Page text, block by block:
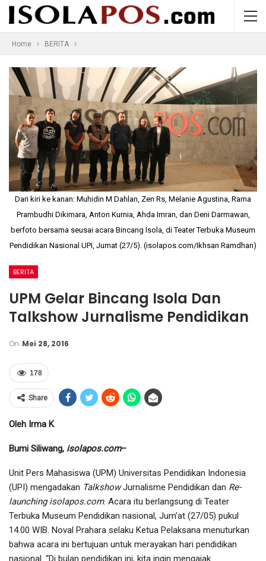
Home BERITA
Dari kiri ke kanan: Muhidin M Dahlan, Zen Rs, Melanie Agustina, Rama
Prambudhi Dikimara, Anton Kurnia, Ahda Imran, dan Deni Darmawan,
berfoto bersama seusai acara Bincang Isola, di Teater Terbuka Museum
Pendidikan Nasional UPI, Jumat (27/5). (isolapos.com/Ikhsan Ramdhan)
BERITA
UPM Gelar Bincang Isola Dan
Talkshow Jurnalisme Pendidikan
On Mei 28, 2016
178
Share
Oleh Irma K
Bumi Siliwang, isolapos.com–
Unit Pers Mahasiswa (UPM) Universitas Pendidikan Indonesia
(UPI) mengadakan TalkshowJurnalisme Pendidikan dan Re-
launchingisolapos.com. Acara itu berlangsung di Teater
Terbuka Museum Pendidikan nasional, Jum’at (27/05) pukul
14.00 WIB. Noval Prahara selaku Ketua Pelaksana menuturkan
bahwa acara ini bertujuan untuk merayakan hari pendidikan
nasional. “Di bulan pendidikan ini, kita ingin mengajak